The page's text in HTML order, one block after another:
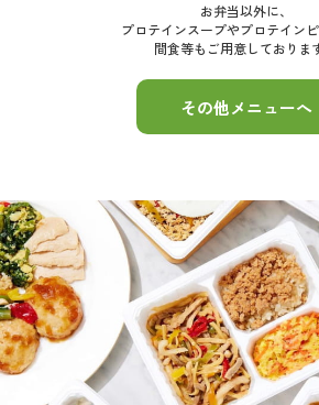
お弁当以外に、
プロテインスープやプロテインピ
間食等もご用意しておりま
その他メニューへ